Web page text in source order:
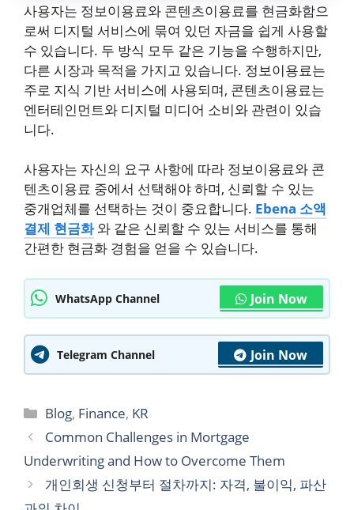
사용자는 정보이용료와 콘텐츠이용료를 현금화함으
로써 디지털 서비스에 묶여 있던 자금을 쉽게 사용할
수 있습니다. 두 방식 모두 같은 기능을 수행하지만,
다른 시장과 목적을 가지고 있습니다. 정보이용료는
주로 지식 기반 서비스에 사용되며, 콘텐츠이용료는
엔터테인먼트와 디지털 미디어 소비와 관련이 있습
니다.
사용자는 자신의 요구 사항에 따라 정보이용료와 콘
텐츠이용료 중에서 선택해야 하며, 신뢰할 수 있는
중개업체를 선택하는 것이 중요합니다. Ebena 소액
결제 현금화와 같은 신뢰할 수 있는 서비스를 통해
간편한 현금화 경험을 얻을 수 있습니다.
WhatsApp Channel Join Now
Telegram Channel Join Now
Categories
Blog, Finance, KR
Common Challenges in Mortgage
Underwriting and How to Overcome Them
개인회생 신청부터 절차까지: 자격, 불이익, 파산